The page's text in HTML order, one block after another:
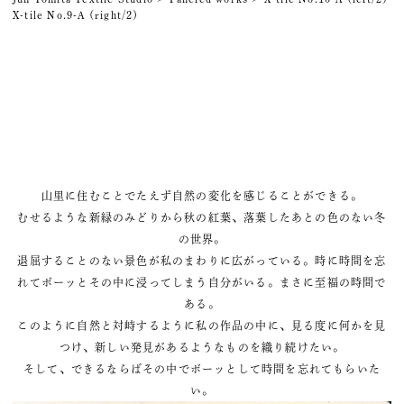
X-tile No.9-A (right/2)
山里に住むことでたえず自然の変化を感じることができる。
むせるような新緑のみどりから秋の紅葉、落葉したあとの色のない冬
の世界。
退屈することのない景色が私のまわりに広がっている。時に時間を忘
れてボーッとその中に浸ってしまう自分がいる。まさに至福の時間で
ある。
このように自然と対峙するように私の作品の中に、見る度に何かを見
つけ、新しい発見があるようなものを織り続けたい。
そして、できるならばその中でボーッとして時間を忘れてもらいた
い。